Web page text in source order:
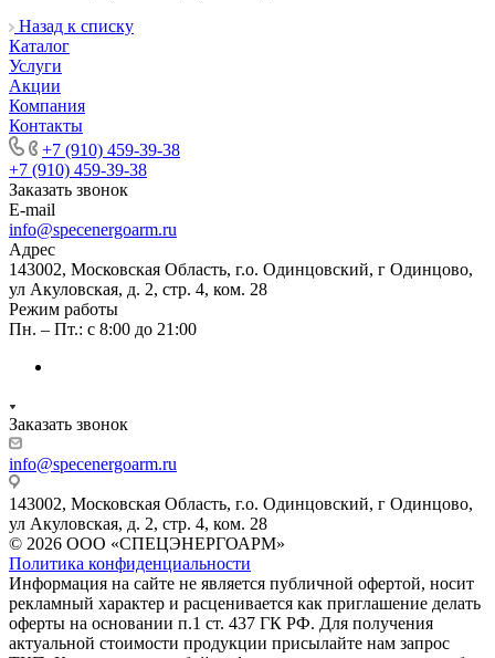
Назад к списку
Каталог
Услуги
Акции
Компания
Контакты
+7 (910) 459-39-38
+7 (910) 459-39-38
Заказать звонок
E-mail
info@specenergoarm.ru
Адрес
143002, Московская Область, г.о. Одинцовский, г Одинцово,
ул Акуловская, д. 2, стр. 4, ком. 28
Режим работы
Пн. – Пт.: с 8:00 до 21:00
Заказать звонок
info@specenergoarm.ru
143002, Московская Область, г.о. Одинцовский, г Одинцово,
ул Акуловская, д. 2, стр. 4, ком. 28
© 2026 ООО «СПЕЦЭНЕРГОАРМ»
Политика конфиденциальности
Информация на сайте не является публичной офертой, носит
рекламный характер и расценивается как приглашение делать
оферты на основании п.1 ст. 437 ГК РФ. Для получения
актуальной стоимости продукции присылайте нам запрос